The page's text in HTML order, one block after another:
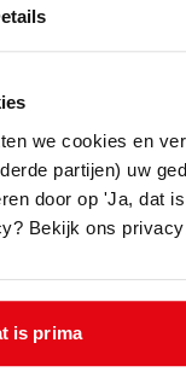
we cookies en
partijen) uw
door op 'Ja, dat
Bekijk ons
is prima